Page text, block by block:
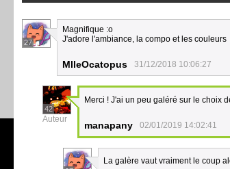
27
Magnifique :o
J'adore l'ambiance, la compo et les couleurs
MlleOcatopus 31/12/2018 10:06:27
42
Auteur
Merci ! J'ai un peu galéré sur le choix
manapany 02/01/2019 14:02:41
La galère vaut vraiment le coup